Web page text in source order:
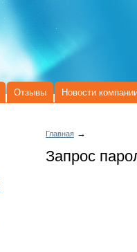
Отзывы Новости
Главная →
Запрос